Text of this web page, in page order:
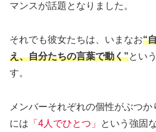
マンスが話題となりました。
それでも彼女たちは、いまなお“
え、自分たちの言葉で動く”とい
す。
メンバーそれぞれの個性がぶつ
には 「4人でひとつ」
という強固